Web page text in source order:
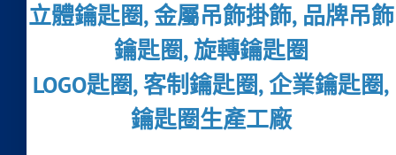
立體鑰匙圈, 金屬吊飾掛飾, 品牌吊飾
鑰匙圈, 旋轉鑰匙圈
LOGO匙圈, 客制鑰匙圈, 企業鑰匙圈,
鑰匙圈生產工廠